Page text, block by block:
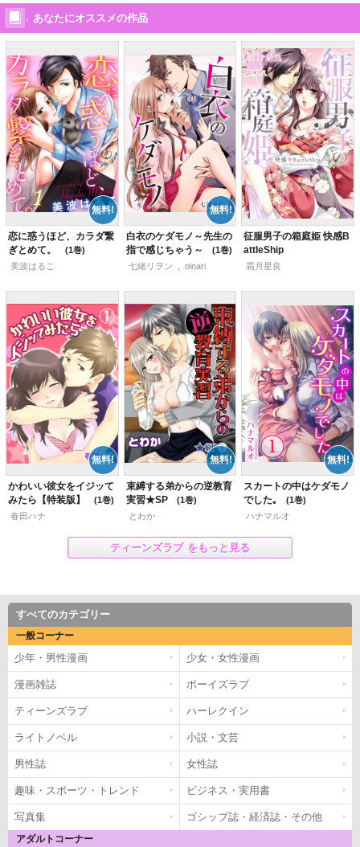
あなたにオススメの作品
恋に惑うほど、カラダ繋
ぎとめて。
1
美波はるこ
白衣のケダモノ～先生の
指で感じちゃう～
1
七緒リヲン
oinari
征服男子の箱庭姫 快感B
attleShip
霜月星良
かわいい彼女をイジッて
みたら【特装版】
1
春田ハナ
束縛する弟からの逆教育
実習★SP
1
とわか
スカートの中はケダモノ
でした｡
1
ハナマルオ
ティーンズラブ をもっと見る
すべてのカテゴリー
一般コーナー
少年・男性漫画 少女・女性漫画
漫画雑誌 ボーイズラブ
ティーンズラブ ハーレクイン
ライトノベル 小説・文芸
男性誌 女性誌
趣味・スポーツ・トレンド ビジネス・実用書
写真集 ゴシップ誌・経済誌・その他
アダルトコーナー